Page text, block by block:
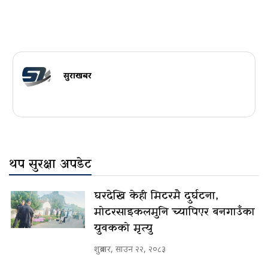
सुरक्षाखबर
थप सुरक्षा अपडेट
घरदेखि केही मिटरमै दुर्घटना,
मोटरसाइकलमुनि च्यापिएर बनगाउँका
युवकको मृत्यु
शुक्रबार, साउन २२, २०८३